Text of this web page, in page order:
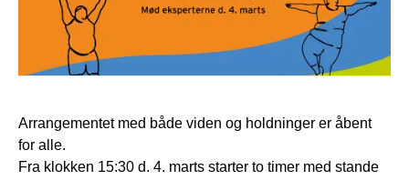
Arrangementet med både viden og holdninger er åbent
for alle.
Fra klokken 15:30 d. 4. marts starter to timer med stande